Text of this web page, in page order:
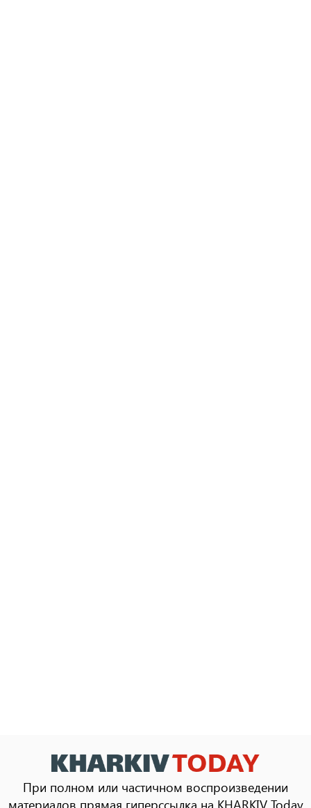
При полном или частичном воспроизведении
материалов прямая гиперссылка на KHARKIV Today